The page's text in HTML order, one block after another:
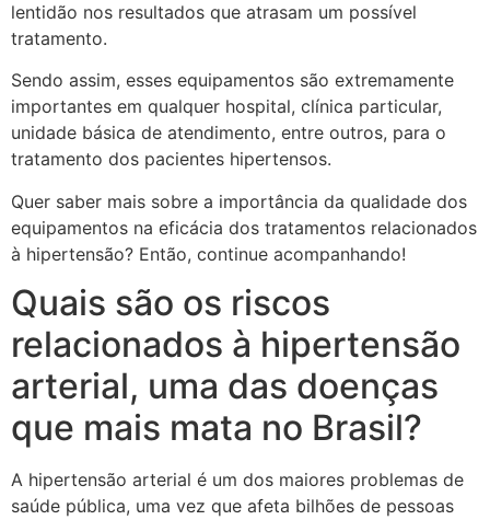
lentidão nos resultados que atrasam um possível
tratamento.
Sendo assim, esses equipamentos são extremamente
importantes em qualquer hospital, clínica particular,
unidade básica de atendimento, entre outros, para o
tratamento dos pacientes hipertensos.
Quer saber mais sobre a importância da qualidade dos
equipamentos na eficácia dos tratamentos relacionados
à hipertensão? Então, continue acompanhando!
Quais são os riscos
relacionados à hipertensão
arterial, uma das doenças
que mais mata no Brasil?
A hipertensão arterial é um dos maiores problemas de
saúde pública, uma vez que afeta bilhões de pessoas